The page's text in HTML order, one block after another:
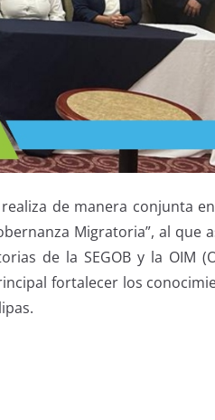
de manera conjunta
Migratoria”, al que
de la SEGOB y la OIM
fortalecer los